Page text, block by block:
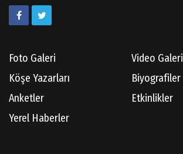
Doç.Dr.İbrahim KOÇ
Foto Galeri
Video Galeri
Köşe Yazarları
Biyografiler
Anketler
Etkinlikler
Yerel Haberler